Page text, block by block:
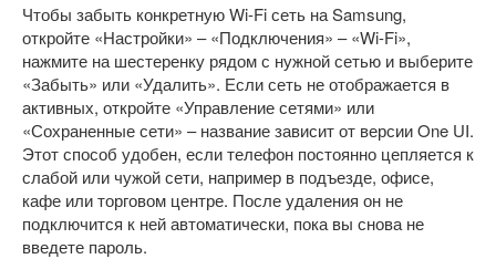
Чтобы забыть конкретную Wi-Fi сеть на Samsung,
откройте «Настройки» – «Подключения» – «Wi-Fi»,
нажмите на шестеренку рядом с нужной сетью и выберите
«Забыть» или «Удалить». Если сеть не отображается в
активных, откройте «Управление сетями» или
«Сохраненные сети» – название зависит от версии One UI.
Этот способ удобен, если телефон постоянно цепляется к
слабой или чужой сети, например в подъезде, офисе,
кафе или торговом центре. После удаления он не
подключится к ней автоматически, пока вы снова не
введете пароль.